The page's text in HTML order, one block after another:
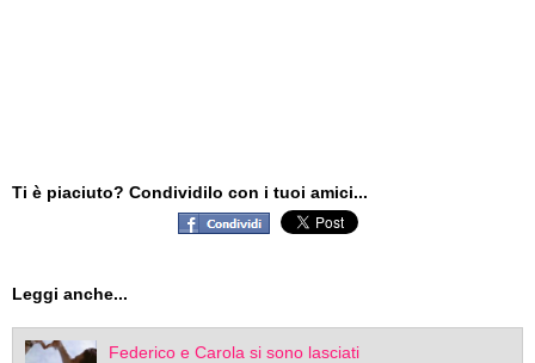
Ti è piaciuto? Condividilo con i tuoi amici...
Leggi anche...
Federico e Carola si sono lasciati